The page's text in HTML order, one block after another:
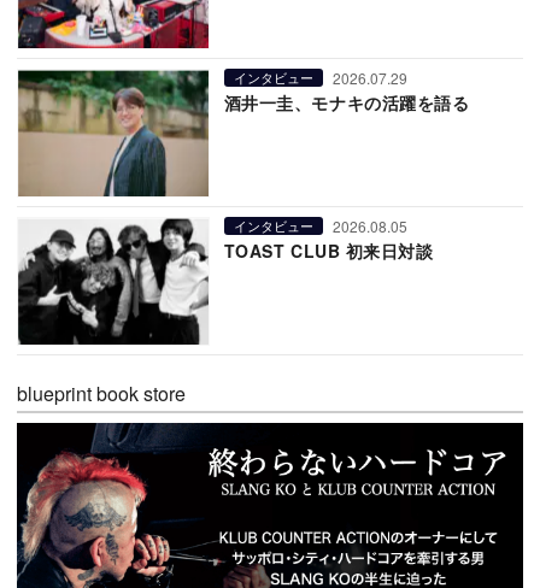
インタビュー 2026.07.29
酒井一圭、モナキの活躍を語る
インタビュー 2026.08.05
TOAST CLUB 初来日対談
blueprint book store